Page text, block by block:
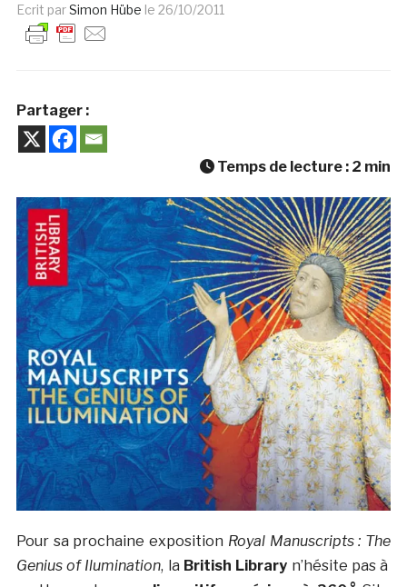
Ecrit parSimon Hübe le 26/10/2011
Partager :
Temps de lecture : 2 min
Pour sa prochaine exposition Royal Manuscripts : The
Genius of Ilumination, la British Library n’hésite pas à